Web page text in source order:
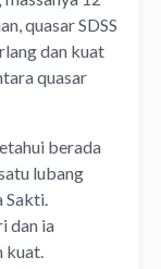
quasar SDSS
dan kuat
quasar
berada
lubang
Sakti.
dan ia
kuat.